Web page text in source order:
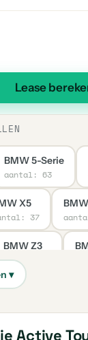
Lease
BMW 5-Serie
aantal: 63
X5
37
BMW Z3
aantal: 11
BMW 7-Serie
Coupe BMW
Active